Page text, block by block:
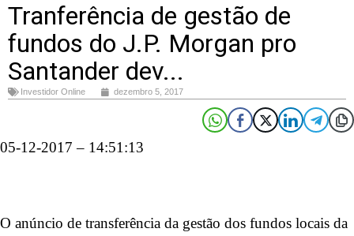
Tranferência de gestão de
fundos do J.P. Morgan pro
Santander dev...
Investidor Online dezembro 5, 2017
05-12-2017 – 14:51:13
O anúncio de transferência da gestão dos fundos locais da